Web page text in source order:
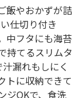
飯やおかずが詰
仕切り付き
中フタにも海苔
持てるスリムタ
漏れもしにく
トに収納できて
ジOKで、食洗